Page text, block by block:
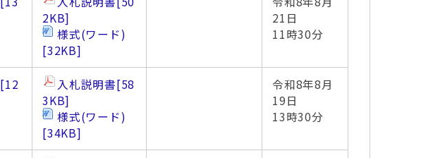
2KB]
様式(ワード)
[32KB]
21日
11時30分
[12
入札説明書[58
3KB]
様式(ワード)
[34KB]
令和8年8月
19日
13時30分